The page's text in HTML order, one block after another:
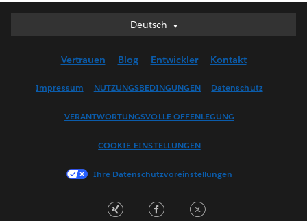
Deutsch
Deutsch
English (US)
Français (France)
한국어
Português
Vertrauen Blog Entwickler Kontakt
Impressum NUTZUNGSBEDINGUNGEN Datenschutz
VERANTWORTUNGSVOLLE OFFENLEGUNG
COOKIE-EINSTELLUNGEN
Ihre Datenschutzvoreinstellungen